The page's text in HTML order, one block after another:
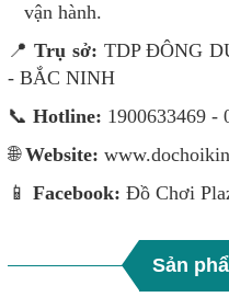
vận hành.
📍Trụ sở: TDP ĐÔNG
- BẮC NINH
📞 Hotline: 1900633469 -
🌐Website:
📱 Facebook: Đồ Chơi
Sản